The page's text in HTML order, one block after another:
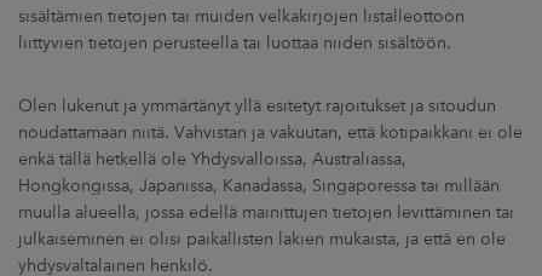
sisältämien tietojen tai muiden velkakirjojen listalleottoon
liittyvien tietojen perusteella tai luottaa niiden sisältöön.
Olen lukenut ja ymmärtänyt yllä esitetyt rajoitukset ja sitoudun
noudattamaan niitä. Vahvistan ja vakuutan, että kotipaikkani ei ole
enkä tällä hetkellä ole Yhdysvalloissa, Australiassa,
Hongkongissa, Japanissa, Kanadassa, Singaporessa tai millään
muulla alueella, jossa edellä mainittujen tietojen levittäminen tai
julkaiseminen ei olisi paikallisten lakien mukaista, ja että en ole
yhdysvaltalainen henkilö.